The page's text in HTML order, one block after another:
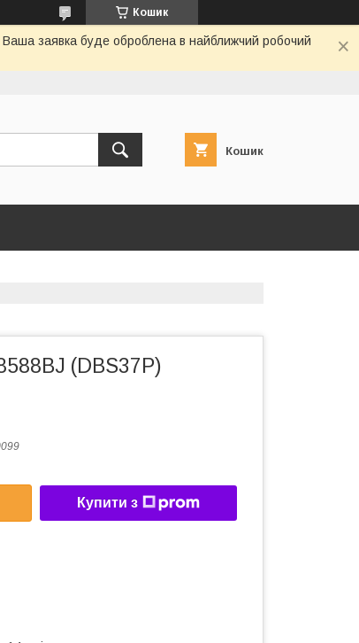
Кошик
Ваша заявка буде оброблена в найближчий робочий
Кошик
(DBS37P)
Купити з